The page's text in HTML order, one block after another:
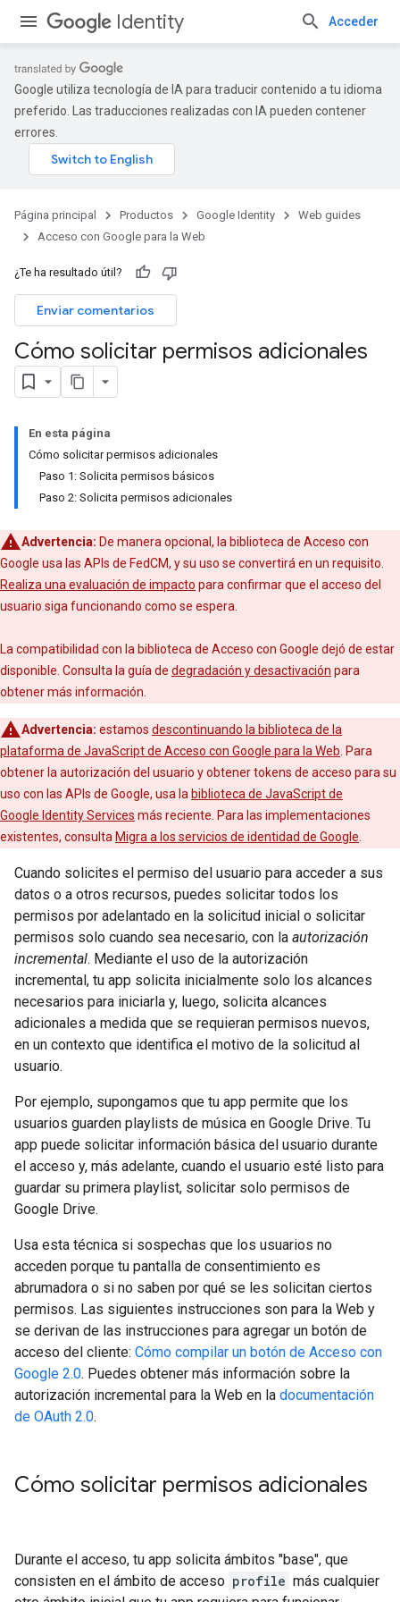
Identity Acceder
Google utiliza tecnología de IA para traducir contenido a tu idioma
preferido. Las traducciones realizadas con IA pueden contener
errores.
Página principal Productos Google Identity
Web guides
Acceso con Google para la Web
¿Te ha resultado útil?
Enviar comentarios
Cómo solicitar permisos adicionales
En esta página
Cómo solicitar permisos adicionales
Paso 1: Solicita permisos básicos
Paso 2: Solicita permisos adicionales
Advertencia: De manera opcional, la biblioteca de Acceso con
Google usa las APIs de FedCM, y su uso se convertirá en un requisito.
Realiza una evaluación de impacto para confirmar que el acceso del
usuario siga funcionando como se espera.
La compatibilidad con la biblioteca de Acceso con Google dejó de estar
disponible. Consulta la guía de degradación y desactivación para
obtener más información.
Advertencia: estamos descontinuando la biblioteca de la
plataforma de JavaScript de Acceso con Google para la Web . Para
obtener la autorización del usuario y obtener tokens de acceso para su
uso con las APIs de Google, usa la biblioteca de JavaScript de
Google Identity Services más reciente. Para las implementaciones
existentes, consulta Migra a los servicios de identidad de Google
Cuando solicites el permiso del usuario para acceder a sus
datos o a otros recursos, puedes solicitar todos los
permisos por adelantado en la solicitud inicial o solicitar
permisos solo cuando sea necesario, con la autorización
incremental. Mediante el uso de la autorización
incremental, tu app solicita inicialmente solo los alcances
necesarios para iniciarla y, luego, solicita alcances
adicionales a medida que se requieran permisos nuevos,
en un contexto que identifica el motivo de la solicitud al
usuario.
Por ejemplo, supongamos que tu app permite que los
usuarios guarden playlists de música en Google Drive. Tu
app puede solicitar información básica del usuario durante
el acceso y, más adelante, cuando el usuario esté listo para
guardar su primera playlist, solicitar solo permisos de
Google Drive.
Usa esta técnica si sospechas que los usuarios no
acceden porque tu pantalla de consentimiento es
abrumadora o si no saben por qué se les solicitan ciertos
permisos. Las siguientes instrucciones son para la Web y
se derivan de las instrucciones para agregar un botón de
acceso del cliente: Cómo compilar un botón de Acceso con
Google 2.0. Puedes obtener más información sobre la
autorización incremental para la Web en la documentación
de OAuth 2.0.
Cómo solicitar permisos adicionales
Durante el acceso, tu app solicita ámbitos "base", que
consisten en el ámbito de acceso profile más cualquier